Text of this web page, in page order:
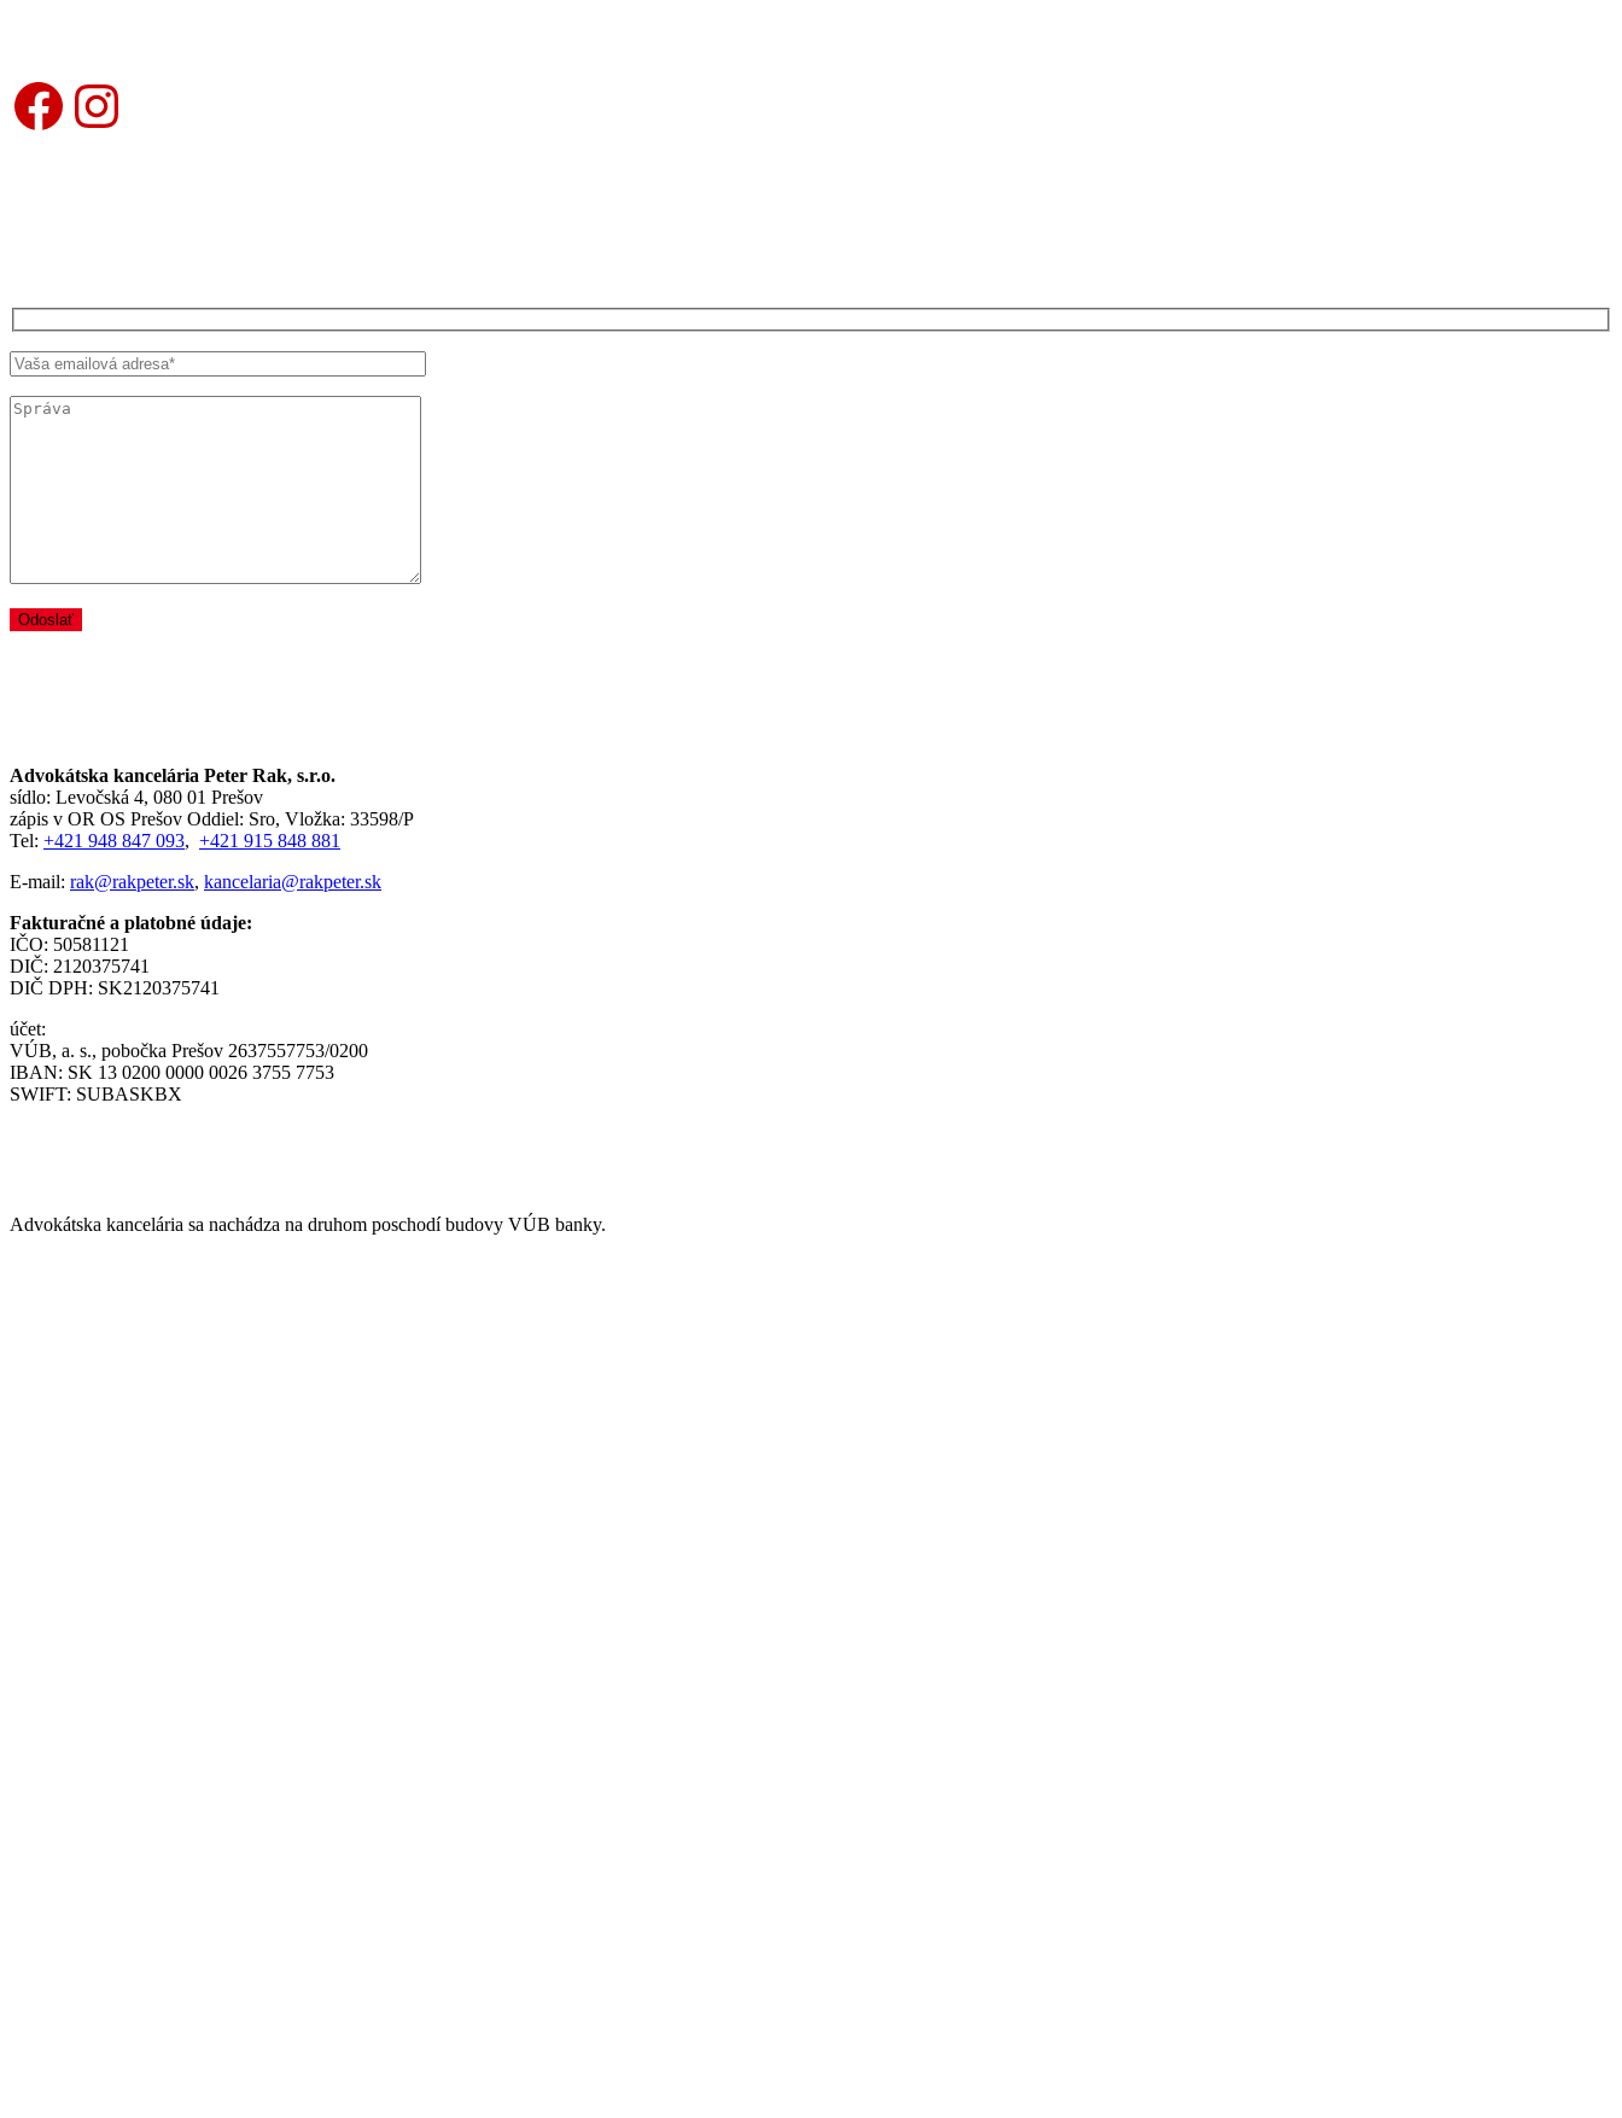
Facebook Instagram
Advokátska kancelária Peter Rak, s.r.o.
sídlo: Levočská 4, 080 01 Prešov
zápis v OR OS Prešov Oddiel: Sro, Vložka: 33598/P
Tel: +421 948 847 093, +421 915 848 881
E-mail: rak@rakpeter.sk, kancelaria@rakpeter.sk
Fakturačné a platobné údaje:
IČO: 50581121
DIČ: 2120375741
DIČ DPH: SK2120375741
účet:
VÚB, a. s., pobočka Prešov 2637557753/0200
IBAN: SK 13 0200 0000 0026 3755 7753
SWIFT: SUBASKBX
Advokátska kancelária sa nachádza na druhom poschodí budovy VÚB banky.